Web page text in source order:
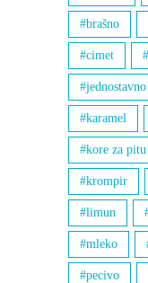
brašno
cimet
jednostavno
karamel
kore za pitu
krompir
limun
mleko
pecivo